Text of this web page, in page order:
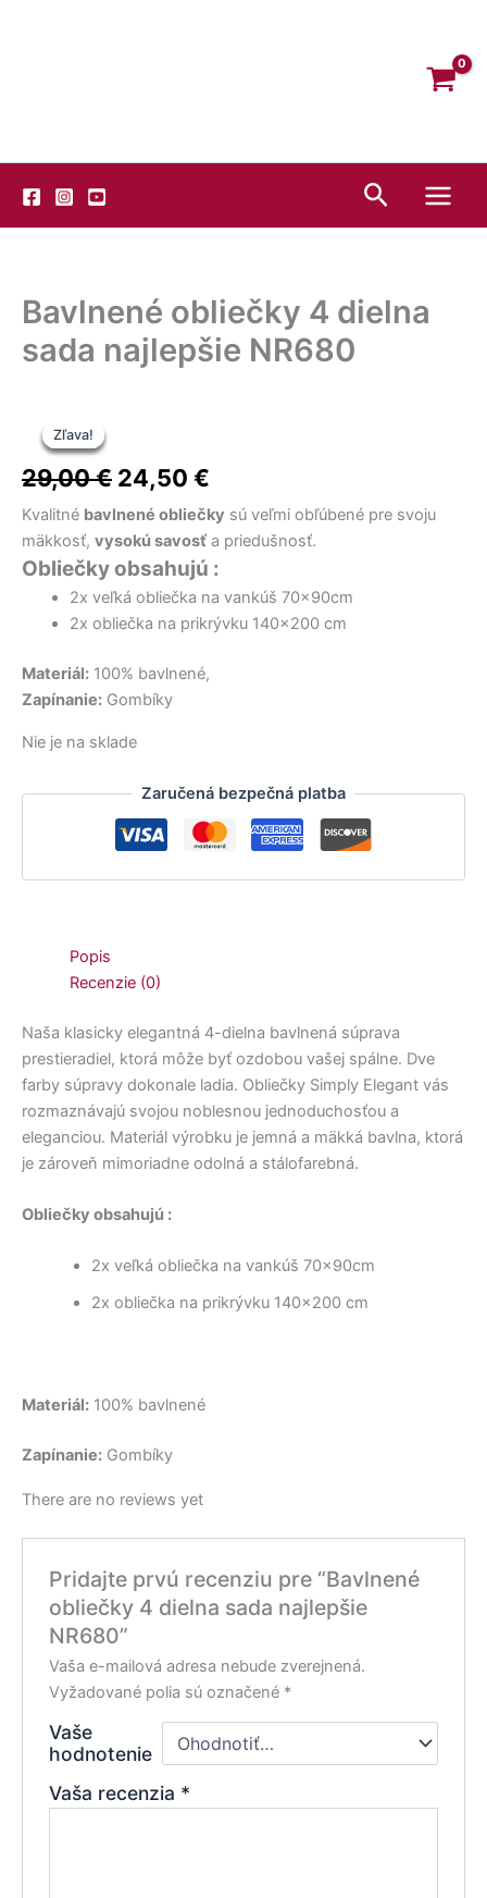
Hľadať
Bavlnené obliečky 4 dielna
sada najlepšie NR680
Zľava!
29,00€
bola:
29,00 €.
24,50 €
24,50 €.
Kvalitné bavlnené obliečky sú veľmi obľúbené pre svoju
mäkkosť, vysokú savosť a priedušnosť.
Obliečky obsahujú :
2x veľká obliečka na vankúš 70x90cm
2x obliečka na prikrývku 140×200 cm
Materiál: 100% bavlnené,
Zapínanie: Gombíky
Nie je na sklade
Zaručená bezpečná platba
Popis
Recenzie (0)
Naša klasicky elegantná 4-dielna bavlnená súprava
prestieradiel, ktorá môže byť ozdobou vašej spálne. Dve
farby súpravy dokonale ladia. Obliečky Simply Elegant vás
rozmaznávajú svojou noblesnou jednoduchosťou a
eleganciou. Materiál výrobku je jemná a mäkká bavlna, ktorá
je zároveň mimoriadne odolná a stálofarebná.
Obliečky obsahujú :
2x veľká obliečka na vankúš 70x90cm
2x obliečka na prikrývku 140×200 cm
Materiál: 100% bavlnené
Zapínanie: Gombíky
There are no reviews yet
Pridajte prvú recenziu pre “Bavlnené
obliečky 4 dielna sada najlepšie
NR680”
Vaša e-mailová adresa nebude zverejnená.
Vyžadované polia sú označené *
Vaše
hodnotenie
Vaša recenzia *
Zľava!
Zľava!
bola:
22,00 €.
Zľava!
Zľava!
bola:
35,00 €.